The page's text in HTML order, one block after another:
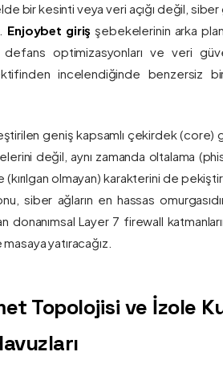
bir kesinti veya veri açığı değil, siber
Enjoybet giriş şebekelerinin arka
optimizasyonları ve veri
incelendiğinde benzersiz
geniş kapsamlı çekirdek
değil, aynı zamanda oltalama
olmayan) karakterini de
siber ağların en hassas
donanımsal Layer 7 firewall
yatıracağız.
Topolojisi ve İzole